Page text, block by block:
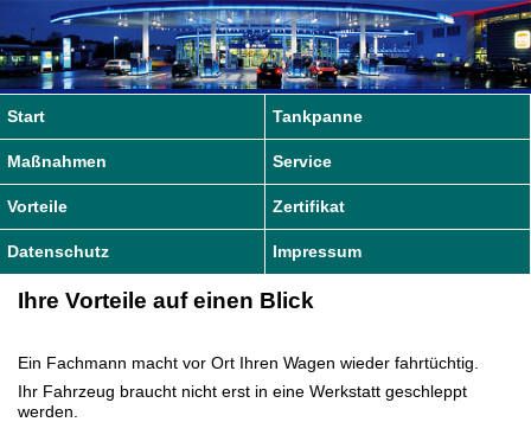
Start Tankpanne
Maßnahmen Service
Vorteile Zertifikat
Datenschutz Impressum
Ihre Vorteile auf einen Blick
Ein Fachmann macht vor Ort Ihren Wagen wieder fahrtüchtig.
Ihr Fahrzeug braucht nicht erst in eine Werkstatt geschleppt
werden.